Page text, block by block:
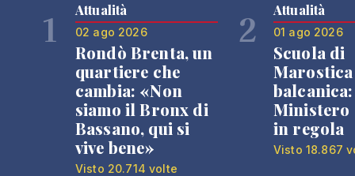
1 Attualità
02 ago 2026
Rondò Brenta, un
quartiere che
cambia: «Non
siamo il Bronx di
Bassano, qui si
vive bene»
Visto 20.714 volte
2 Attualità
01 ago 2026
Scuola di
Ministero
in regola
Visto 18.867